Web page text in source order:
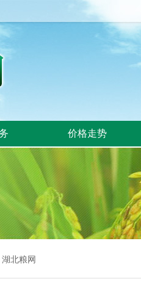
价格走势
湖北粮网